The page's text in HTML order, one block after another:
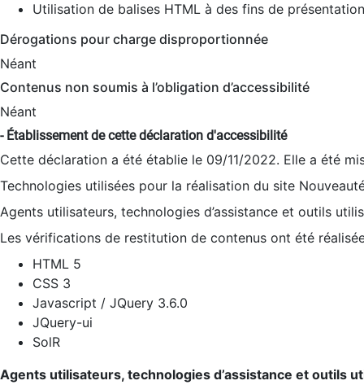
Utilisation de balises HTML à des fins de
Dérogations pour charge disproportionnée
Néant
Contenus non soumis à l’obligation d’accessibilité
Néant
- Établissement de cette déclaration d'accessibilité
Cette déclaration a été établie le 09/11/2022. Elle a été
Technologies utilisées pour la réalisation du site
Agents utilisateurs, technologies d’assistance et outils
Les vérifications de restitution de contenus ont été
HTML 5
CSS 3
Javascript / JQuery 3.6.0
JQuery-ui
SolR
Agents utilisateurs, technologies d’assistance et outils